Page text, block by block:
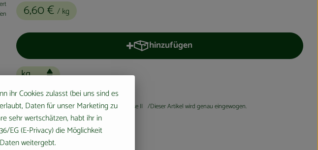
6,60 € / kg
hinzufügen
Produkt zum Warenkorb hinzufügen
#433 6,60 €/ kg 7% MwSt Handelsklasse II Dieser Artikel wird genau eingewogen.
ihr Cookies zulasst (bei uns sind es
Daten für unser Marketing zu
sehr wertschätzen, habt ihr in
EG (E-Privacy) die Möglichkeit
weitergebt.